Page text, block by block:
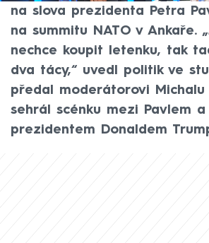
na slova prezidenta Petra
na summitu NATO v Ankaře.
nechce koupit letenku, tak
dva tácy,“ uvedl politik ve
předal moderátorovi Michalu
sehrál scénku mezi Pavlem
prezidentem Donaldem